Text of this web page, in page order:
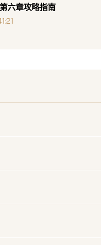
六章攻略指南